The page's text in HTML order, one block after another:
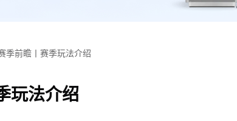
季前瞻丨赛季玩法介绍
玩法介绍